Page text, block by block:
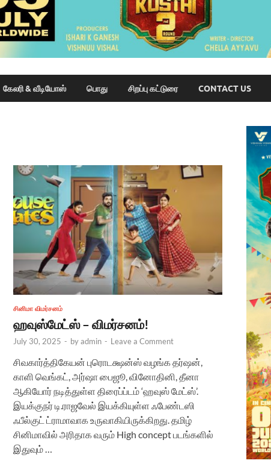
கேலரி & வீடியோஸ் பொது சிறப்பு கட்டுரை CONTACT US
சினிமா விமர்சனம்
ஹவுஸ்மேட்ஸ் – விமர்சனம்!
July 30, 2025 - byadmin - Leave a Comment
சிவகார்த்திகேயன் புரொடக்ஷன்ஸ் வழங்க தர்ஷன்,
காளி வெங்கட், அர்ஷா பைஜூ, வினோதினி, தீனா
ஆகியோர் நடித்துள்ள திரைப்ப்டம் ‘ஹவுஸ் மேட்ஸ்’.
இயக்குநர் டி.ராஜவேல் இயக்கியுள்ள ஃபேண்டஸி
ஃபீல்குட் ட்ராமாவாக உருவாகியிருக்கிறது. தமிழ்
சினிமாவில் அரிதாக வரும் High concept படங்களில்
இதுவும் …